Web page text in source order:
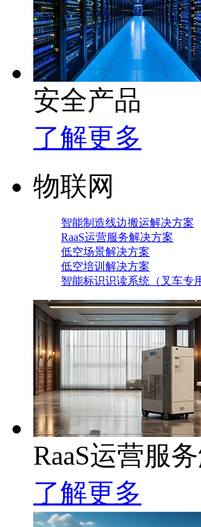
安全产品
了解更多
物联网
智能制造线边搬运解决方案
RaaS运营服务解决方案
低空场景解决方案
低空培训解决方案
智能标识识读系统（叉车专
RaaS运营服
了解更多